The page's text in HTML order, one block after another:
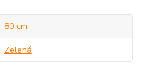
80 cm
Zelená